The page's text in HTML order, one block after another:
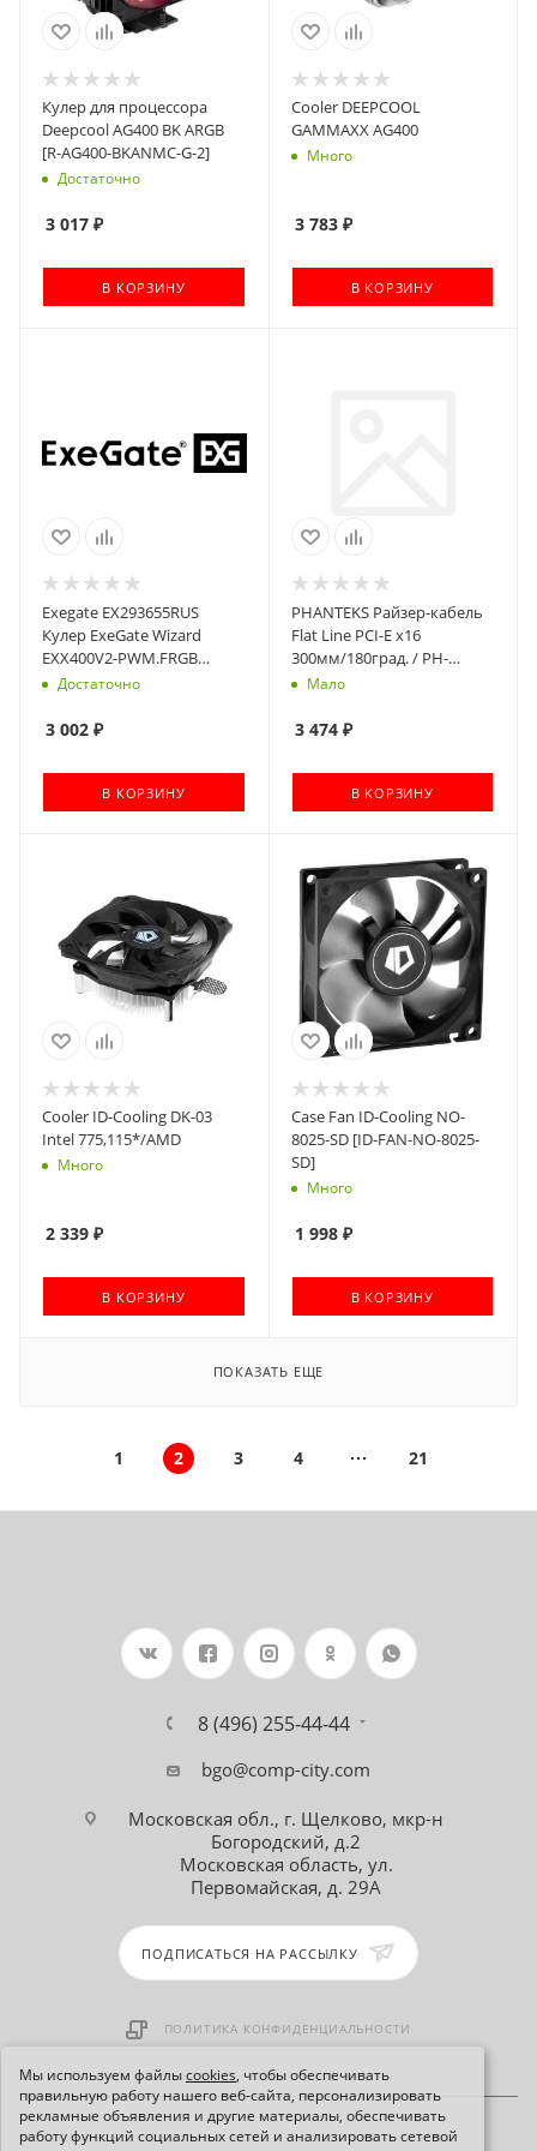
Мы используем файлыcookies, чтобы обеспечивать
правильную работу нашего веб-сайта, персонализировать
рекламные объявления и другие материалы, обеспечивать
работу функций социальных сетей и анализировать сетевой
Кулер для процессора
Deepcool AG400 BK ARGB
[R-AG400-BKANMC-G-2]
Достаточно
3 017 ₽
В КОРЗИНУ
Cooler DEEPCOOL
GAMMAXX AG400
Много
3 783₽
В КОРЗИНУ
Exegate EX293655RUS
Кулер ExeGate Wizard
EXX400V2-PWM.FRGB
{(Al+Cu, 4
TDP 140W, Fan 120mm,
Достаточно
3 002 ₽
В КОРЗИНУ
PHANTEKS Райзер-кабель
Flat Line PCI-E x16
300мм/180град. / PH-
CBRS_FL30
Мало
3 474₽
В КОРЗИНУ
Cooler ID-Cooling DK-03
Intel 775,115*/AMD
Много
2 339 ₽
В КОРЗИНУ
Case Fan ID-Cooling NO-
8025-SD [ID-FAN-NO-8025-
SD]
Много
1 998₽
В КОРЗИНУ
ПОКАЗАТЬ ЕЩЕ
1 2 3 4 21
8 (496) 255-44-44
bgo@comp-city.com
Московская обл., г. Щелково, мкр-н
Богородский, д.2
Московская область, ул.
Первомайская, д. 29А
ПОДПИСАТЬСЯ НА РАССЫЛКУ
ПОЛИТИКА КОНФИДЕНЦИАЛЬНОСТИ